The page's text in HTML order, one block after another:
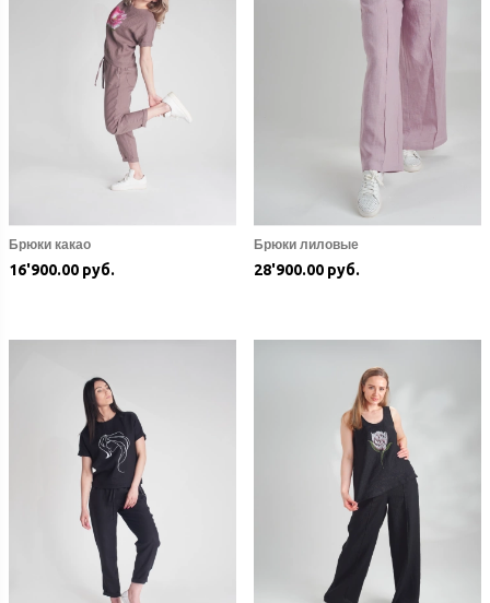
Брюки какао
16'900.00 руб.
Брюки лиловые
28'900.00 руб.